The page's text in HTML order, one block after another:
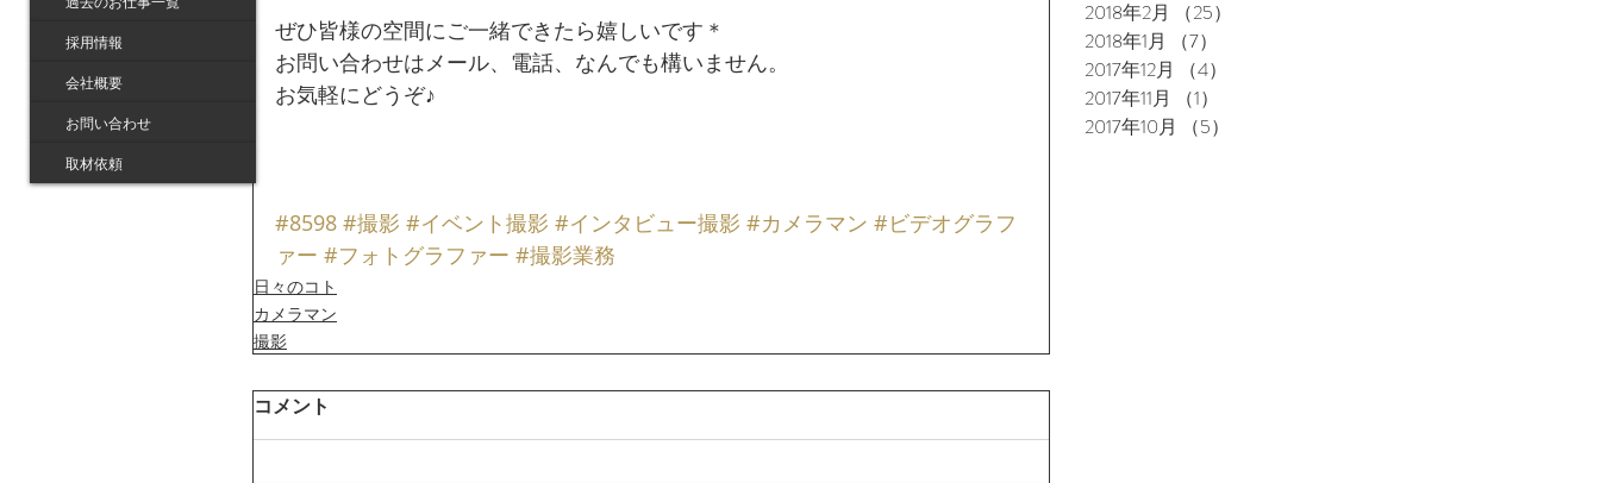
採用情報
会社概要
お問い合わせ
取材依頼
ぜひ皆様の空間にご一緒できたら嬉しいです＊
お問い合わせはメール、電話、なんでも構いません。
お気軽にどうぞ♪
#8598 #撮影 #イベント撮影 #インタビュー撮影 #カメラマン #ビデオグラフ
ァー #フォトグラファー #撮影業務
日々のコト
カメラマン
撮影
コメント
2018年2月
（25）
2018年1月
（7）
2017年12月
（4）
2017年11月
（1）
2017年10月
（5）